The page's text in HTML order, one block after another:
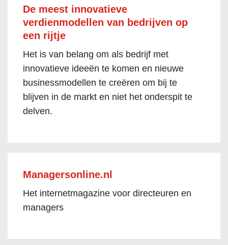
De meest innovatieve
verdienmodellen van bedrijven op
een rijtje
Het is van belang om als bedrijf met
innovatieve ideeën te komen en nieuwe
businessmodellen te creëren om bij te
blijven in de markt en niet het onderspit te
delven.
Managersonline.nl
Het internetmagazine voor directeuren en
managers